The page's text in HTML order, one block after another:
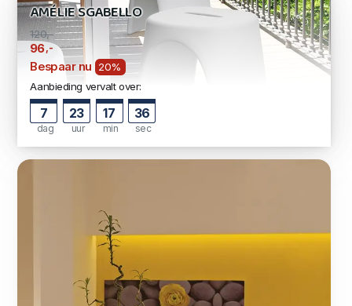
AMÉLIE SGABELLO
120,-
96 ,-
Bespaar nu
20%
Aanbieding vervalt over:
7
dag
23
uur
17
min
35
sec